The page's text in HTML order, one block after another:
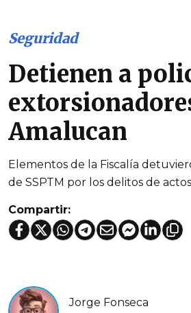
Seguridad
Detienen a
Amalucan
Elementos de la Fiscalía
de SSPTM por los delitos de
Compartir:
Jorge Fonseca